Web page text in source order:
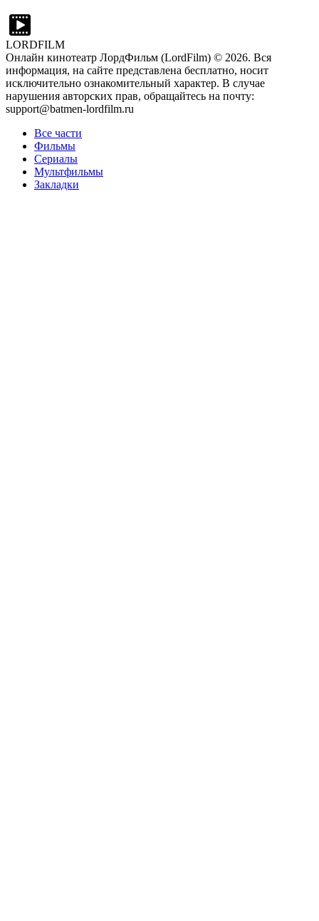
LORDFILM
Онлайн кинотеатр ЛордФильм (LordFilm) © 2026. Вся
информация, на сайте представлена бесплатно, носит
исключительно ознакомительный характер. В случае
нарушения авторских прав, обращайтесь на почту:
support@batmen-lordfilm.ru
Все части
Фильмы
Сериалы
Мультфильмы
Закладки